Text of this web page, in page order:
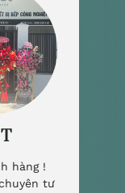
hàng !
tư